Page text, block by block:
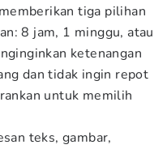
tiga pilihan
8 jam, 1 minggu, atau
ketenangan
dan tidak ingin repot
untuk memilih
teks, gambar,